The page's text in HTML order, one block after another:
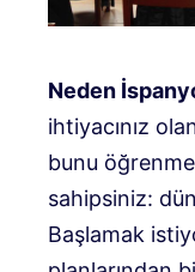
Neden
ihtiyacınız
bunu
sahipsiniz:
Başlamak